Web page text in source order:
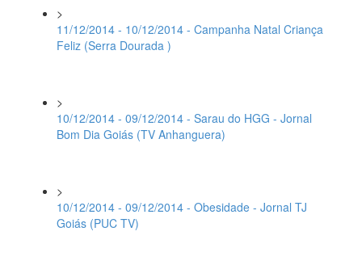
>
11/12/2014 - 10/12/2014 - Campanha Natal Criança
Feliz (Serra Dourada )
>
10/12/2014 - 09/12/2014 - Sarau do HGG - Jornal
Bom Dia Goiás (TV Anhanguera)
>
10/12/2014 - 09/12/2014 - Obesidade - Jornal TJ
Goiás (PUC TV)